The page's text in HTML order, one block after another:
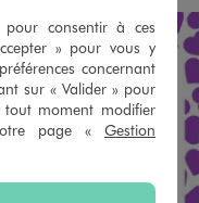
consentir à ces
» pour vous y
concernant
sur « Valider » pour
moment modifier
page « Gestion